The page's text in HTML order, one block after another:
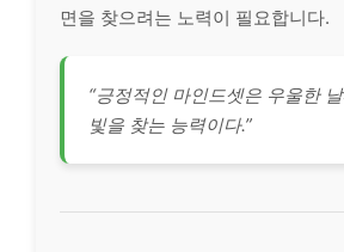
면을 찾으려는 노력이 필요합니다.
“긍정적인 마인드셋은 우울한
빛을 찾는 능력이다.”